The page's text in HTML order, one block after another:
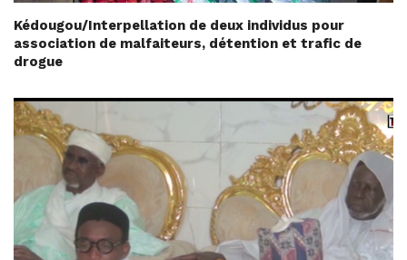
Kédougou/Interpellation de deux individus pour
association de malfaiteurs, détention et trafic de
drogue